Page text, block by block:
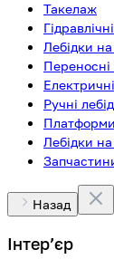
Такелаж
Лебідки
Переносні
Ручні
Платформи
Лебідки
Назад
Інтерʼєр